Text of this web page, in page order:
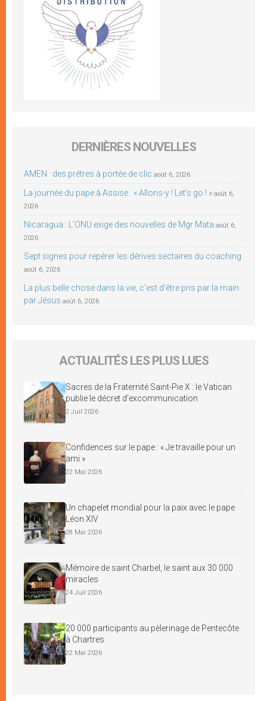
DERNIÈRES NOUVELLES
AMEN : des prêtres à portée de clic août 6, 2026
La journée du pape à Assise : « Allons-y ! Let’s go ! » août 6,
2026
Nicaragua : L’ONU exige des nouvelles de Mgr Mata août 6,
2026
Sept signes pour repérer les dérives sectaires du coaching
août 6, 2026
La plus belle chose dans la vie, c’est d’être pris par la main
par Jésus août 6, 2026
ACTUALITÉS LES PLUS LUES
Sacres de la Fraternité Saint-Pie X : le Vatican
publie le décret d’excommunication
2 Juil 2026
Confidences sur le pape : « Je travaille pour un
ami »
22 Mai 2026
Un chapelet mondial pour la paix avec le pape
Léon XIV
28 Mai 2026
Mémoire de saint Charbel, le saint aux 30 000
miracles
24 Juil 2026
20 000 participants au pèlerinage de Pentecôte
à Chartres
22 Mai 2026